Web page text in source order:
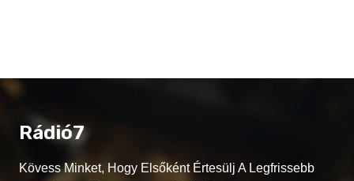
Rádió7
Kövess Minket, Hogy Elsőként Értesülj A Legfrissebb